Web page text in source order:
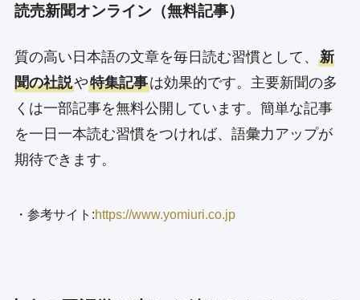
読売新聞オンライン（無料記事）
質の高い日本語の文章を毎日読む習慣として、 新
聞の社説や特集記事は効果的です。主要新聞の多
くは一部記事を無料公開しています。簡単な記事
を一日一本読む習慣をつければ、語彙力アップが
期待できます。
・参考サイト:https://www.yomiuri.co.jp